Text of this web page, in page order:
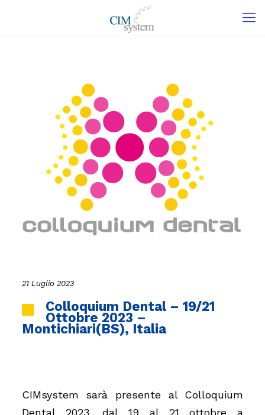
21 Luglio 2023
Colloquium Dental – 19/21
Ottobre 2023 –
Montichiari(BS), Italia
CIMsystem sarà presente al Colloquium
Dental 2023, dal 19 al 21 ottobre a